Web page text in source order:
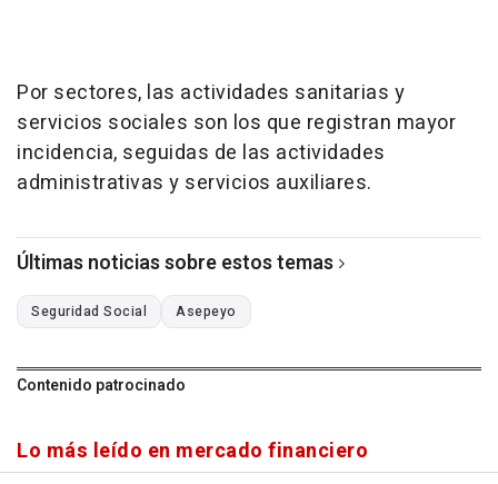
Por sectores, las actividades sanitarias y
servicios sociales son los que registran mayor
incidencia, seguidas de las actividades
administrativas y servicios auxiliares.
Últimas noticias sobre estos temas
Seguridad Social Asepeyo
Contenido patrocinado
Lo más leído en mercado financiero